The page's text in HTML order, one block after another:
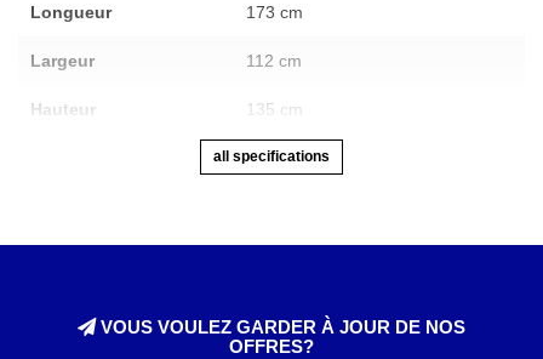
Longueur 173 cm
Largeur 112 cm
Hauteur 135 cm
all specifications
VOUS VOULEZ GARDER À JOUR DE NOS
OFFRES?